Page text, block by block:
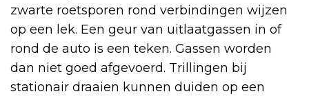
zwarte roetsporen rond verbindingen wijzen
op een lek. Een geur van uitlaatgassen in of
rond de auto is een teken. Gassen worden
dan niet goed afgevoerd. Trillingen bij
stationair draaien kunnen duiden op een